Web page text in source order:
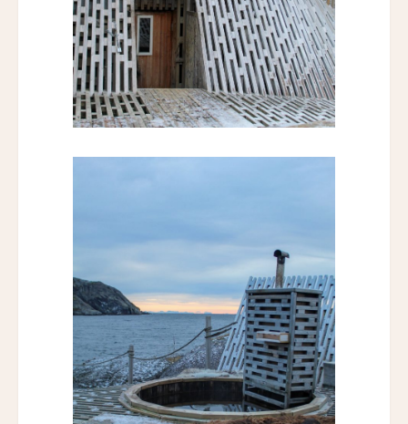
エラズ・コテージズ
Ella's Cottages
リドリー・ハウス
Ridley House
Azerai Ke Ga Bay
Santa Boka
ホテル・ベルクレア
Hotel Belleclaire
パークホテル・エーゲルナー・ヘーフェ
Parkhotel Egerner Höfe